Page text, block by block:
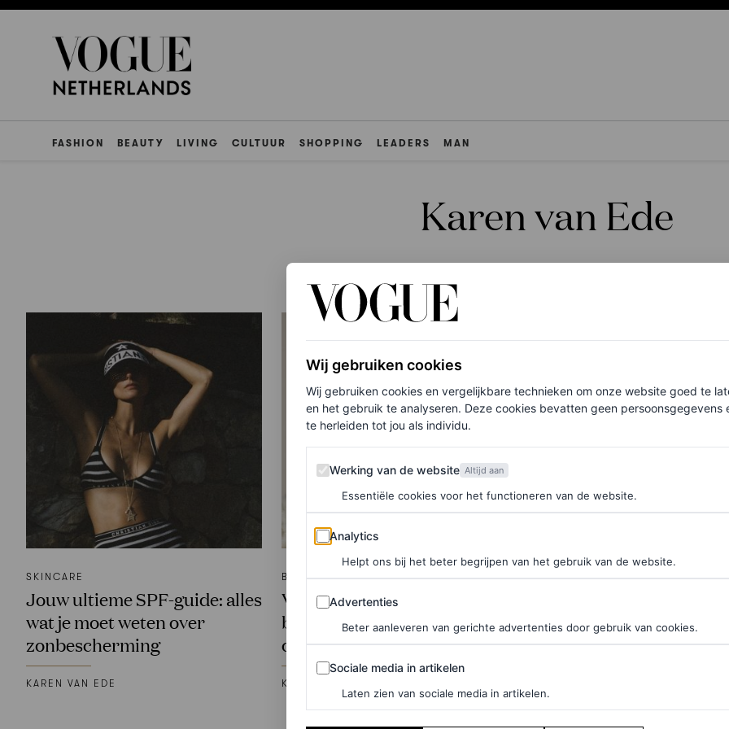
FASHION BEAUTY LIVING CULTUUR SHOPPING LEADERS MAN
Karen van Ede
SKINCARE
Jouw ultieme SPF-guide: alles
wat je moet weten over
zonbescherming
KAREN VAN EDE
BEAUTY NIEUWS
Van lotje geTikTokt: 7 bizarre
beautyhypes op TikTok – en
of ze écht werken
KAREN VAN EDE
Wij gebruiken cookies
Wij gebruiken cookies en vergelijkbare technieken om onze website goed te
en het gebruik te analyseren. Deze cookies bevatten geen persoonsgegevens
te herleiden tot jou als individu.
Werking van de website
Werking van de website Altijd aan
Essentiële cookies voor het functioneren van de website.
Analytics
Analytics
Helpt ons bij het beter begrijpen van het gebruik van de website.
Advertenties
Advertenties
Beter aanleveren van gerichte advertenties door gebruik van cookies.
Sociale media in artikelen
Sociale media in artikelen
Laten zien van sociale media in artikelen.